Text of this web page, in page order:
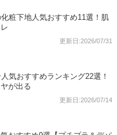
粧下地人気おすすめ11選！肌
更新日:2026/07/31
気おすすめランキング22選！
が出る
更新日:2026/07/14